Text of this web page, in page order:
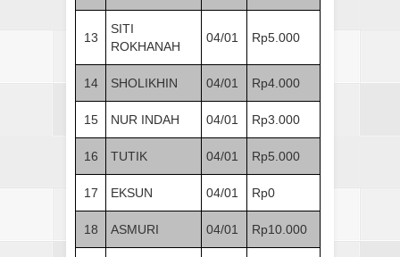
13
SITI
ROKHANAH
04/01 Rp5.000
14 SHOLIKHIN 04/01 Rp4.000
15 NUR INDAH 04/01 Rp3.000
16 TUTIK 04/01 Rp5.000
17 EKSUN 04/01 Rp0
18 ASMURI 04/01 Rp10.000